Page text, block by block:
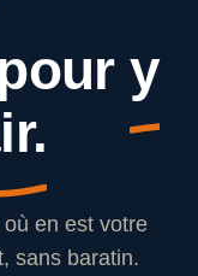
y
en est votre
sans baratin.